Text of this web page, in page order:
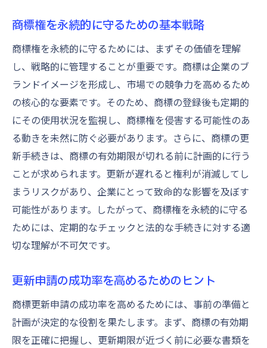
商標権を永続的に守るための基本戦略
商標権を永続的に守るためには、まずその価値を理解
し、戦略的に管理することが重要です。商標は企業のブ
ランドイメージを形成し、市場での競争力を高めるため
の核心的な要素です。そのため、商標の登録後も定期的
にその使用状況を監視し、商標権を侵害する可能性のあ
る動きを未然に防ぐ必要があります。さらに、商標の更
新手続きは、商標の有効期限が切れる前に計画的に行う
ことが求められます。更新が遅れると権利が消滅してし
まうリスクがあり、企業にとって致命的な影響を及ぼす
可能性があります。したがって、商標権を永続的に守る
ためには、定期的なチェックと法的な手続きに対する適
切な理解が不可欠です。
更新申請の成功率を高めるためのヒント
商標更新申請の成功率を高めるためには、事前の準備と
計画が決定的な役割を果たします。まず、商標の有効期
限を正確に把握し、更新期限が近づく前に必要な書類を